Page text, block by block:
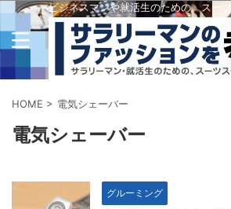
ビジネスマンや就活生のための、スー
HOME > 電気シェーバー
電気シェーバー
グルーミング